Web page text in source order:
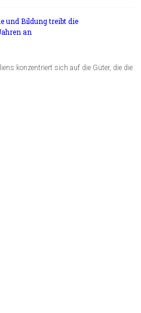
und Bildung treibt die
an
konzentriert sich auf die Güter, die die